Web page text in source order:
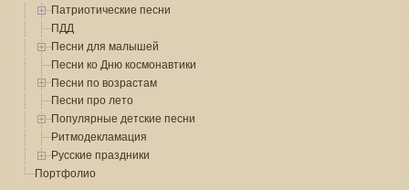
Патриотические песни
ПДД
Песни для малышей
Песни ко Дню космонавтики
Песни по возрастам
Песни про лето
Популярные детские песни
Ритмодекламация
Русские праздники
Портфолио